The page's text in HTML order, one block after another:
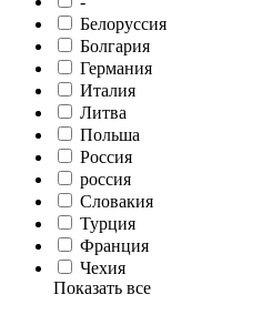
Белоруссия
Болгария
Германия
Италия
Литва
Польша
Россия
россия
Словакия
Турция
Франция
Чехия
Показать все